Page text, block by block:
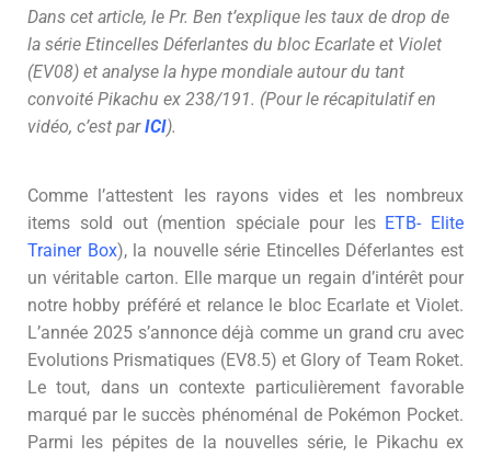
Dans cet article, le Pr. Ben t’explique les taux de drop de
la série Etincelles Déferlantes du bloc Ecarlate et Violet
(EV08) et analyse la hype mondiale autour du tant
convoité Pikachu ex 238/191. (Pour le récapitulatif en
vidéo, c’est parICI).
Comme l’attestent les rayons vides et les nombreux
items sold out (mention spéciale pour les ETB- Elite
Trainer Box), la nouvelle série Etincelles Déferlantes est
un véritable carton. Elle marque un regain d’intérêt pour
notre hobby préféré et relance le bloc Ecarlate et Violet.
L’année 2025 s’annonce déjà comme un grand cru avec
Evolutions Prismatiques (EV8.5) et Glory of Team Roket.
Le tout, dans un contexte particulièrement favorable
marqué par le succès phénoménal de Pokémon Pocket.
Parmi les pépites de la nouvelles série, le Pikachu ex